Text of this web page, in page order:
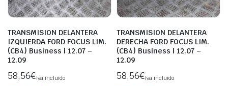
TRANSMISION DELANTERA
IZQUIERDA FORD FOCUS LIM.
(CB4) Business | 12.07 –
12.09
58,56€Iva incluido
TRANSMISION DELANTERA
DERECHA FORD FOCUS LIM.
(CB4) Business | 12.07 –
12.09
58,56€Iva incluido